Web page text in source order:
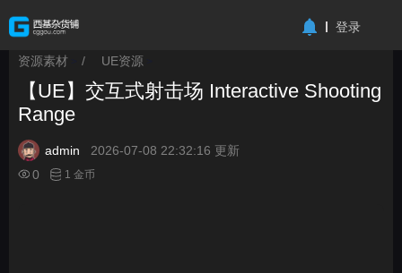
登录
资源素材 / UE资源
【UE】交互式射击场 Interactive Shooting
Range
admin
2026-07-08 22:32:16 更新
0
1 金币